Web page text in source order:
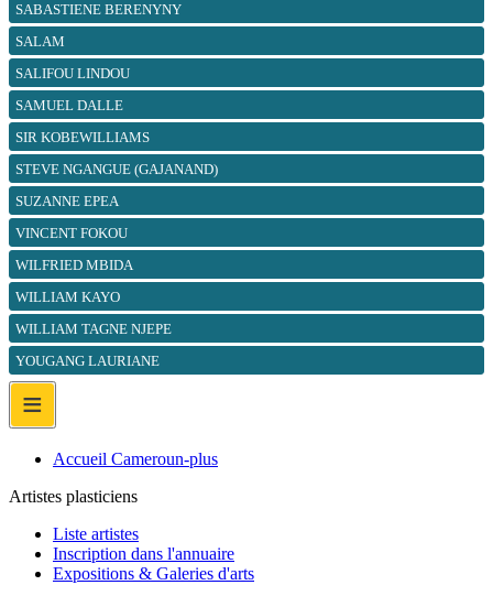
SABASTIENE BERENYNY
SALAM
SALIFOU LINDOU
SAMUEL DALLE
SIR KOBEWILLIAMS
STEVE NGANGUE (GAJANAND)
SUZANNE EPEA
VINCENT FOKOU
WILFRIED MBIDA
WILLIAM KAYO
WILLIAM TAGNE NJEPE
YOUGANG LAURIANE
≡
Accueil Cameroun-plus
Artistes plasticiens
Liste artistes
Inscription dans l'annuaire
Expositions & Galeries d'arts